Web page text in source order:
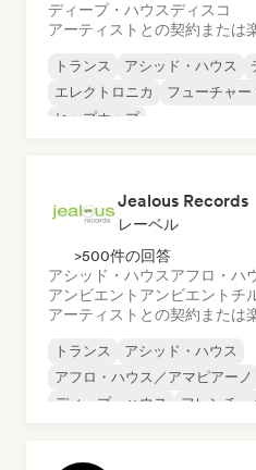
ディープ・ハウスディスコ
アーティストとの契約または
トランス アシッド・ハウス
エレクトロニカ
フューチャー
ヒップホップ
Jealous Records
レーベル
>500件の回答
アシッド・ハウスアフロ・ハ
アンビエント アンビエント チ
アーティストとの契約または
トランス
アシッド・ハウス
アフロ・ハウス／アマピアーノ
ディープ・ハウス
フレンチ・